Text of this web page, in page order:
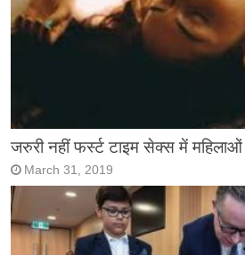
जरुरी नहीं फर्स्ट टाइम सेक्स में महिलाओं
March 31, 2019